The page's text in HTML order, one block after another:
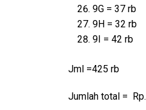
9G = 37 rb
9H = 32 rb
9I = 42 rb
Jml =425 rb
Jumlah total = Rp.